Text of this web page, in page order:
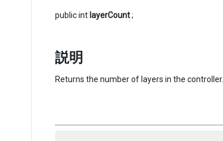
public int layerCount;
説明
Returns the number of layers in the controller.